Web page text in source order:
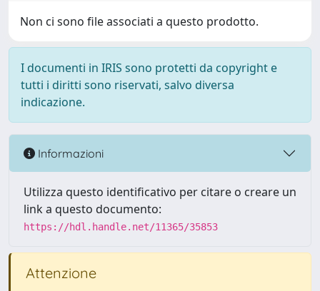
Non ci sono file associati a questo prodotto.
I documenti in IRIS sono protetti da copyright e
tutti i diritti sono riservati, salvo diversa
indicazione.
Informazioni
Utilizza questo identificativo per citare o creare un
link a questo documento:
https://hdl.handle.net/11365/35853
Attenzione